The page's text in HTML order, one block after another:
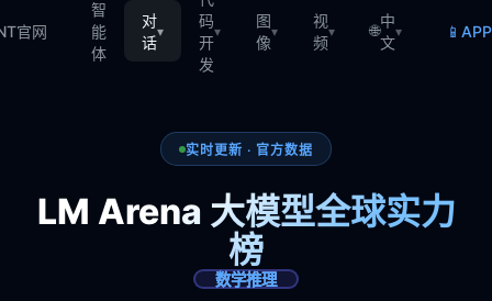
官网
智
能
体
对
话
▾
码
开
发
▾
图
像
▾
视
频
▾ 🌐
中
文
▾ 📱
实时更新 · 官方数据
LM Arena 大模型全球实力
榜
数学推理